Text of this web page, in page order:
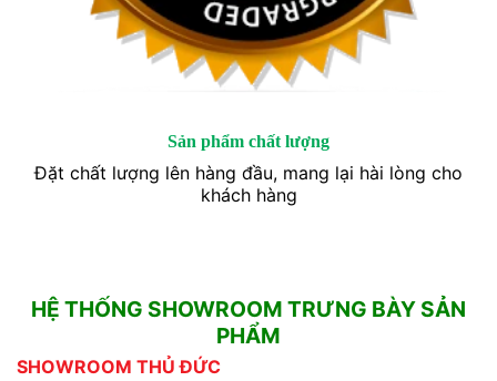
Sản phẩm chất lượng
Đặt chất lượng lên hàng đầu, mang lại hài lòng cho
khách hàng
HỆ THỐNG SHOWROOM TRƯNG BÀY SẢN
PHẨM
SHOWROOM THỦ ĐỨC